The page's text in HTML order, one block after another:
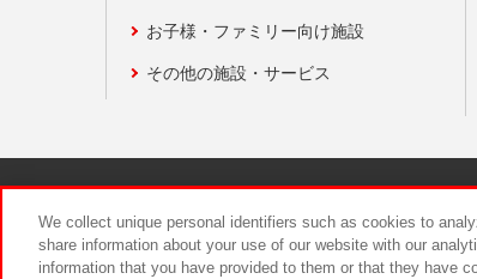
お子様・ファミリー向け施設
その他の施設・サービス
食
We collect unique personal identifiers such as cookies to
share information about your use of our website with our
information that you have provided to them or that they have